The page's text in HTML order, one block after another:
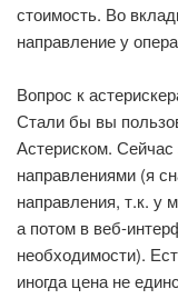
стоимость. Во
направление у
Вопрос к
Стали бы вы
Астериском. Сейчас
направлениями (я
направления, т.к. у
а потом в веб-
необходимости).
иногда цена не